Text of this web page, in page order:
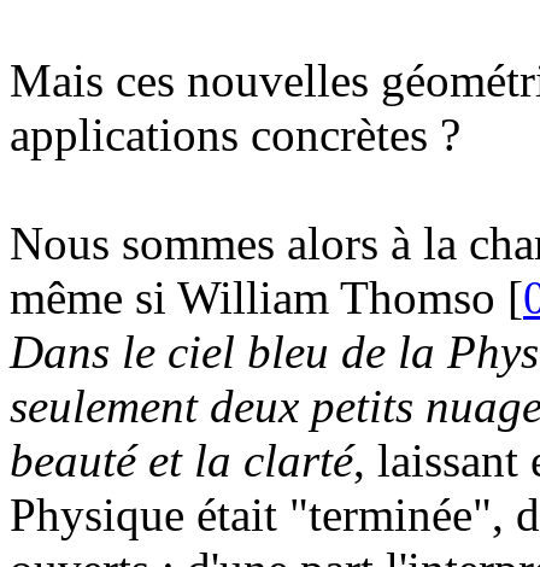
Mais ces nouvelles
applications concrètes ?
Nous sommes alors à la
même si William Thomso [
Dans le ciel bleu de la
seulement deux petits
beauté et la clarté, laissant
Physique était "terminée",